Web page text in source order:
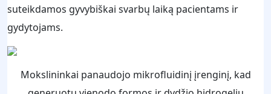
suteikdamos gyvybiškai svarbų laiką pacientams ir
gydytojams.
Mokslininkai panaudojo mikrofluidinį įrenginį, kad